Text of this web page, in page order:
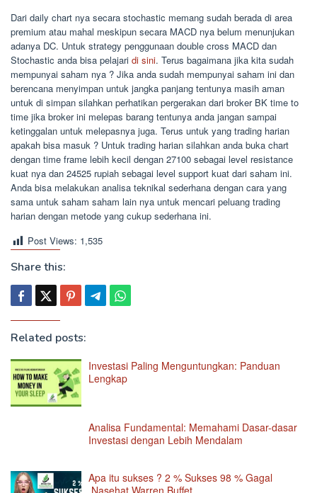
Dari daily chart nya secara stochastic memang sudah berada di area
premium atau mahal meskipun secara MACD nya belum menunjukan
adanya DC. Untuk strategy penggunaan double cross MACD dan
Stochastic anda bisa pelajari di sini. Terus bagaimana jika kita sudah
mempunyai saham nya ? Jika anda sudah mempunyai saham ini dan
berencana menyimpan untuk jangka panjang tentunya masih aman
untuk di simpan silahkan perhatikan pergerakan dari broker BK time to
time jika broker ini melepas barang tentunya anda jangan sampai
ketinggalan untuk melepasnya juga. Terus untuk yang trading harian
apakah bisa masuk ? Untuk trading harian silahkan anda buka chart
dengan time frame lebih kecil dengan 27100 sebagai level resistance
kuat nya dan 24525 rupiah sebagai level support kuat dari saham ini.
Anda bisa melakukan analisa teknikal sederhana dengan cara yang
sama untuk saham saham lain nya untuk mencari peluang trading
harian dengan metode yang cukup sederhana ini.
Post Views: 1,535
Share this:
Related posts:
Investasi Paling Menguntungkan: Panduan
Lengkap
Analisa Fundamental: Memahami Dasar-dasar
Investasi dengan Lebih Mendalam
Apa itu sukses ? 2 % Sukses 98 % Gagal